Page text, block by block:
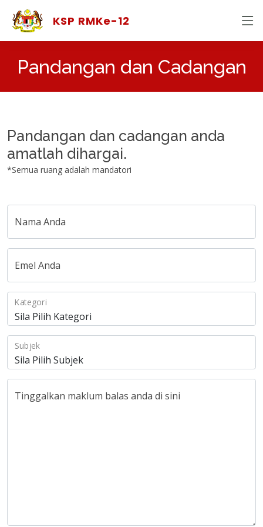
KSP RMKe-12
Pandangan dan Cadangan
Pandangan dan cadangan anda
amatlah dihargai.
*Semua ruang adalah mandatori
Nama Anda
Emel Anda
Kategori
Subjek
Tinggalkan maklum balas anda di sini